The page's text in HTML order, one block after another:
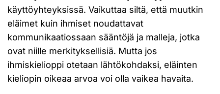
käyttöyhteyksissä. Vaikuttaa siltä, että muutkin
eläimet kuin ihmiset noudattavat
kommunikaatiossaan sääntöjä ja malleja, jotka
ovat niille merkityksellisiä. Mutta jos
ihmiskielioppi otetaan lähtökohdaksi, eläinten
kieliopin oikeaa arvoa voi olla vaikea havaita.